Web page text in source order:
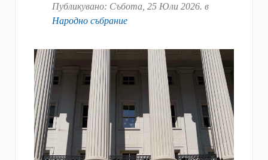
Публикувано: Събота, 25 Юли 2026. в
Народно събрание